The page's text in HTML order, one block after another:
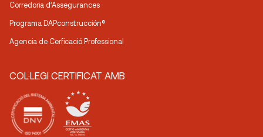
Corredoria d’Assegurances
Programa DAPconstrucción®
Agencia de Cerficació Professional
COL·LEGI CERTIFICAT AMB